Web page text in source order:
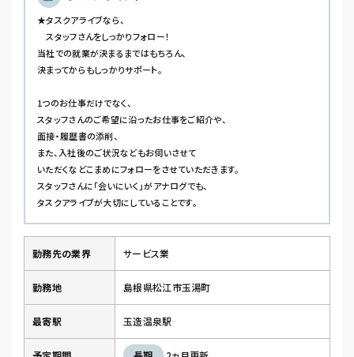
★タスクアライブなら、
スタッフさんをしっかりフォロー！
当社での就業が決まるまではもちろん、
決まってからもしっかりサポート。
1つのお仕事だけでなく、
スタッフさんのご希望に沿ったお仕事をご紹介や、
面接・履歴書の添削、
また、入社後のご状況などもお伺いさせて
いただくなどこまめにフォローをさせていただきます。
スタッフさんに「会いにいく」がアナログでも、
タスクアライブが大切にしていることです。
勤務先の業界 サービス業
勤務地 島根県松江市玉湯町
最寄駅 玉造温泉駅